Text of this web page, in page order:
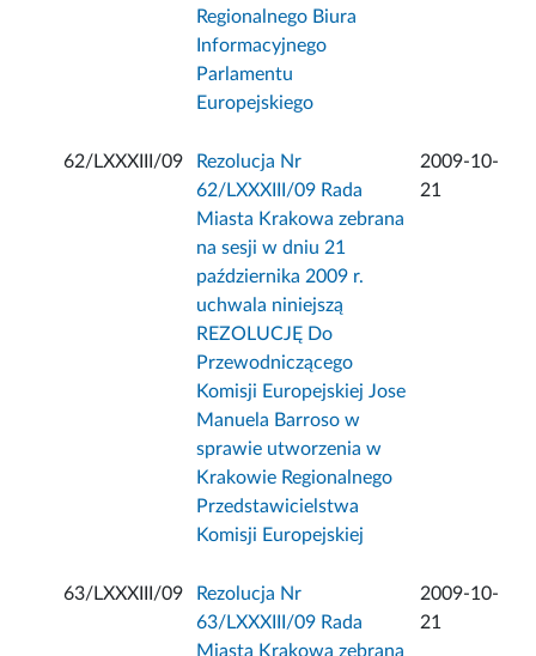
Regionalnego Biura
Informacyjnego
Parlamentu
Europejskiego
62/LXXXIII/09
Rezolucja Nr
62/LXXXIII/09 Rada
Miasta Krakowa zebrana
na sesji w dniu 21
października 2009 r.
uchwala niniejszą
REZOLUCJĘ Do
Przewodniczącego
Komisji Europejskiej Jose
Manuela Barroso w
sprawie utworzenia w
Krakowie Regionalnego
Przedstawicielstwa
Komisji Europejskiej
2009-10-
21
63/LXXXIII/09
Rezolucja Nr
63/LXXXIII/09 Rada
Miasta Krakowa zebrana
2009-10-
21